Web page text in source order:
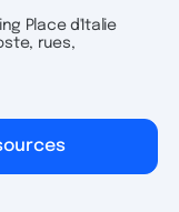
Place d'Italie
rues,